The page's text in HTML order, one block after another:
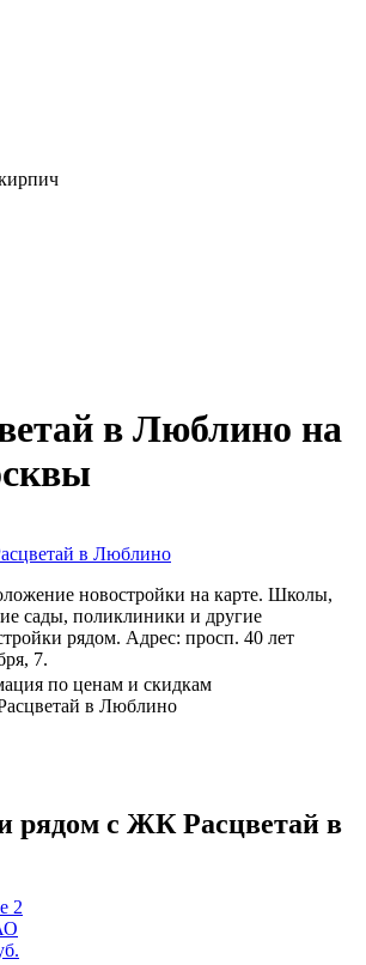
в Люблино на
в Люблино
новостройки на карте. Школы,
сады, поликлиники и другие
рядом. Адрес: просп. 40 лет
7.
по ценам и скидкам
в Люблино
рядом с ЖК Расцветай в
2